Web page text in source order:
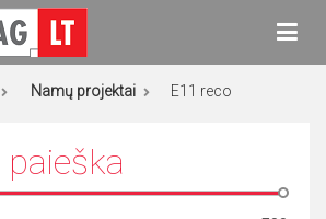
Namų projektai E11 reco
paieška